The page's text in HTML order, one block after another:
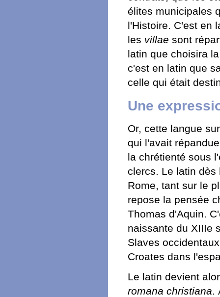
élites municipales
l'Histoire. C'est en
les villae sont
latin que choisira
c'est en latin que
celle qui était
Une
Or, cette langue
qui l'avait
la chrétienté sous
clercs. Le latin dès
Rome, tant sur le
repose la pensée
Thomas d'Aquin.
naissante du XIIIe
Slaves
Croates dans
Le latin devient
romana christiana.